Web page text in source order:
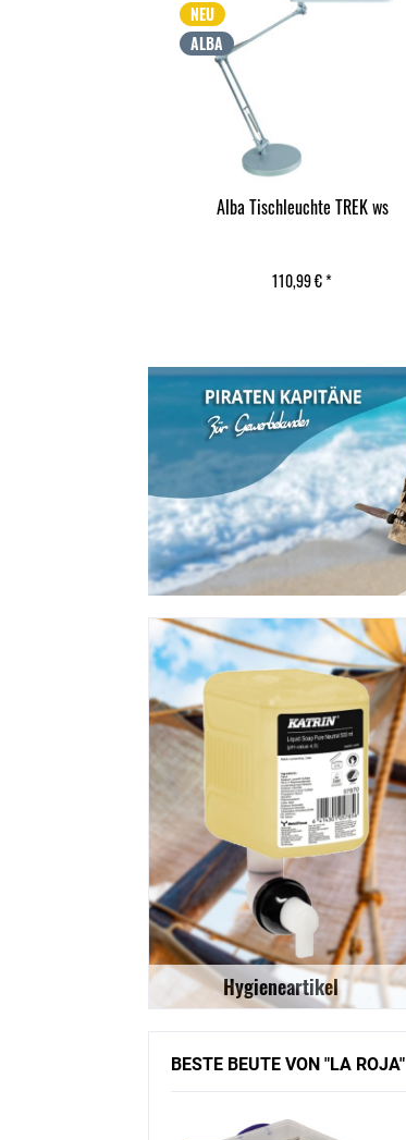
NEU
ALBA
Alba Tischleuchte TREK ws
110,99 € *
Hygieneartikel
BESTE BEUTE VON "LA ROJA"